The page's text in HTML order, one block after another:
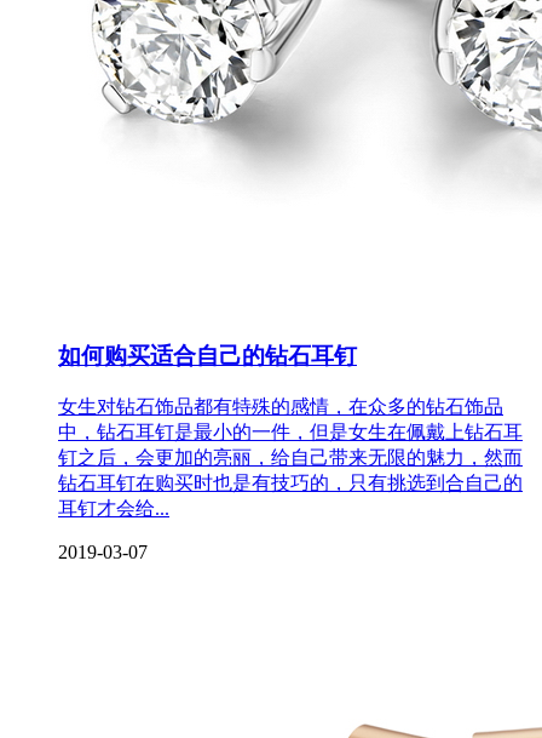
如何购买适合自己的钻石耳钉
女生对钻石饰品都有特殊的感情，在众多的钻石饰品
中，钻石耳钉是最小的一件，但是女生在佩戴上钻石耳
钉之后，会更加的亮丽，给自己带来无限的魅力，然而
钻石耳钉在购买时也是有技巧的，只有挑选到合自己的
耳钉才会给...
2019-03-07